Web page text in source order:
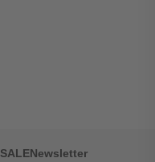
SALENewsletter